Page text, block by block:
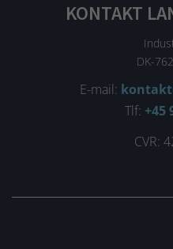
KONTAKT
DK-
E-mail:
Tlf: +45
CVR: